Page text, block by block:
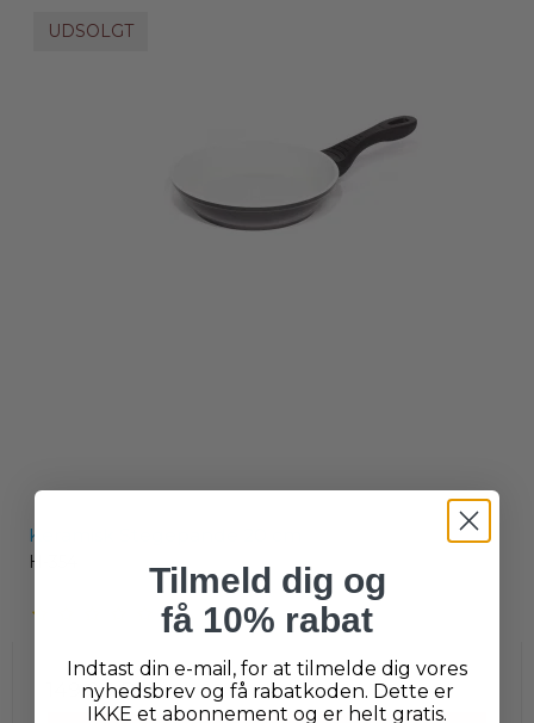
UDSOLGT
Keramisk Stegepande 20 cm
H-354
149,00 DKK
Tilmeld dig og
få 10% rabat
Indtast din e-mail, for at tilmelde dig vores
nyhedsbrev og få rabatkoden. Dette er
IKKE et abonnement og er helt gratis.